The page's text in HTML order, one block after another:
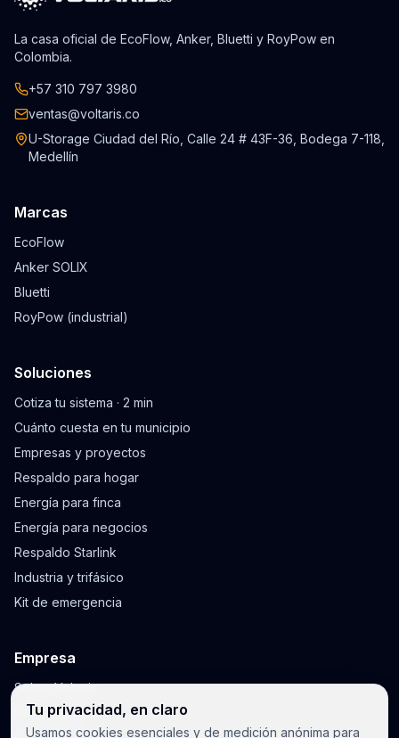
La casa oficial de EcoFlow, Anker, Bluetti y RoyPow en
Colombia.
+57 310 797 3980
ventas@voltaris.co
U-Storage Ciudad del Río, Calle 24 # 43F-36, Bodega 7-118,
Medellín
Marcas
EcoFlow
Anker SOLIX
Bluetti
RoyPow (industrial)
Soluciones
Cotiza tu sistema · 2 min
Cuánto cuesta en tu municipio
Empresas y proyectos
Respaldo para hogar
Energía para finca
Energía para negocios
Respaldo Starlink
Industria y trifásico
Kit de emergencia
Empresa
Sobre Voltaris
Blog y guías
Tu privacidad, en claro
Usamos cookies esenciales y de medición anónima para